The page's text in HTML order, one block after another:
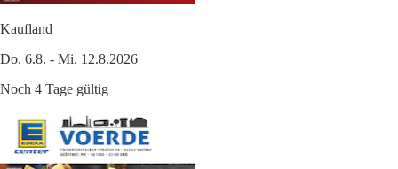
Kaufland
Do. 6.8. - Mi. 12.8.2026
Noch 4 Tage gültig